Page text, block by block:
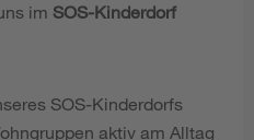
im SOS-Kinderdorf
SOS-Kinderdorfs
aktiv am Alltag